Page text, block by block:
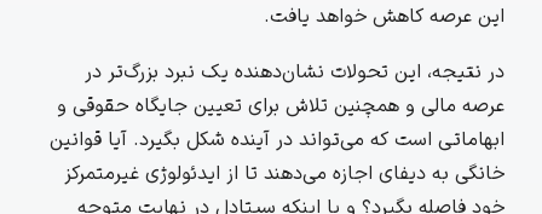
این عرصه کاهش خواهد یافت.
در نتیجه، این تحولات نشان‌دهنده یک نبرد بزرگ‌تر در
عرصه مالی و همچنین تلاش برای تعیین جایگاه حقوقی و
ابهاماتی است که می‌تواند در آینده شکل بگیرد. آیا قوانین
خانگی به دیفای اجازه می‌دهند تا از ایدئولوژی غیرمتمرکز
خود فاصله بگیرد؟ و یا اینکه سیتادل در نهایت متوجه